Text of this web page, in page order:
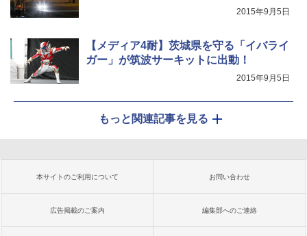
2015年9月5日
【メディア4耐】茨城県を守る「イバライ
ガー」が筑波サーキットに出動！
2015年9月5日
もっと関連記事を見る
本サイトのご利用について お問い合わせ
広告掲載のご案内 編集部へのご連絡